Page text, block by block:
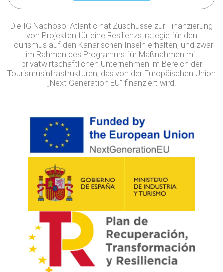
Die IG Nachosol Atlantic hat Zuschüsse zur Finanzierung
von Projekten für eine Resilienzstrategie für den
Tourismus auf den Kanarischen Inseln erhalten, und zwar
im Rahmen des Programms für Maßnahmen mit
privatwirtschaftlichen Unternehmen im Bereich der
Tourismusinfrastrukturen, das von der Europäischen Union
„Next Generation EU“ finanziert wird.